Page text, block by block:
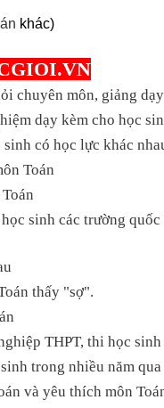
khác)
chuyên môn, giảng
dạy kèm cho học
có học lực khác
Toán
sinh các trường quốc
thấy "sợ".
THPT, thi học
trong nhiều năm qua
và yêu thích môn